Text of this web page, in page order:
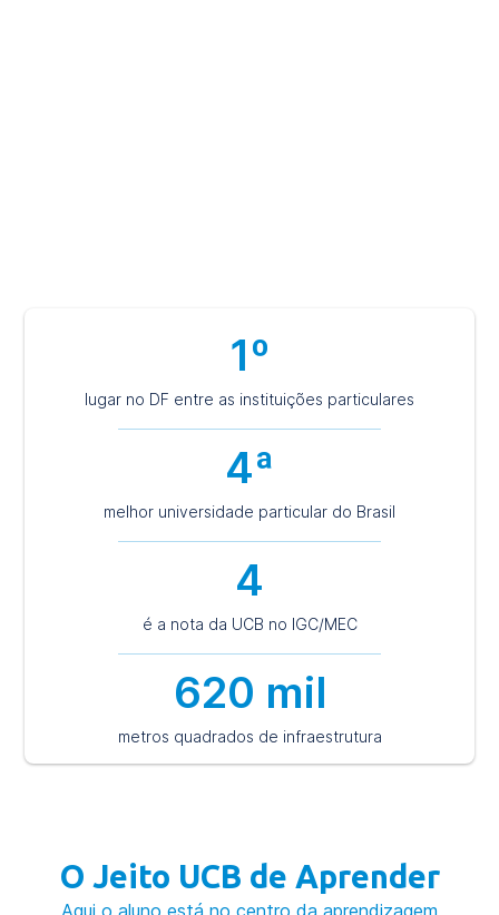
1º
lugar no DF entre as instituições particulares
4ª
melhor universidade particular do Brasil
4
é a nota da UCB no IGC/MEC
620 mil
metros quadrados de infraestrutura
O Jeito UCB de Aprender